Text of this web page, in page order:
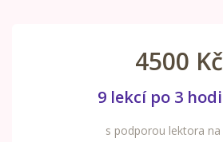
4500 Kč
9 lekcí po 3
s podporou lektora na